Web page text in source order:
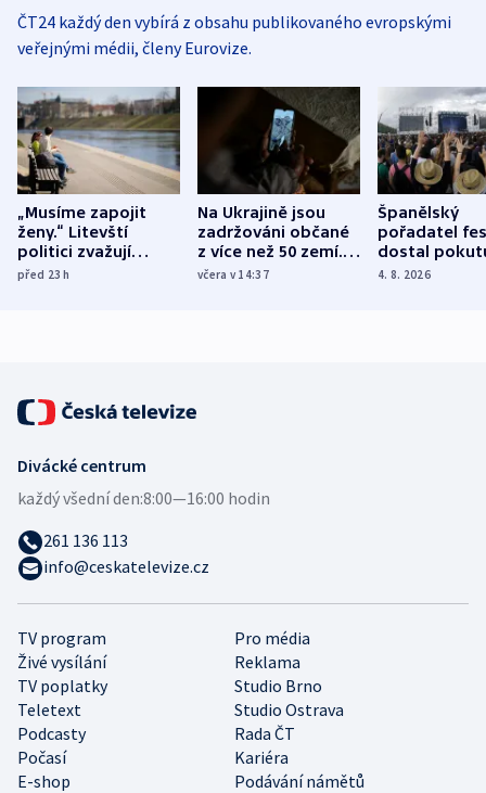
ČT24 každý den vybírá z obsahu publikovaného evropskými
veřejnými médii, členy Eurovize.
„Musíme zapojit
ženy.“ Litevští
politici zvažují
dohodu o
před 23h
Na Ukrajině jsou
zadržováni občané
z více než 50 zemí.
Bojovali na straně
včera v 14:37
Španělský
pořadatel
dostal
nekalé
4. 8. 2026
TV program
Pro média
Živé vysílání
Reklama
TV poplatky
Studio Brno
Teletext
Studio Ostrava
Podcasty
Rada ČT
Počasí
Kariéra
E-shop
Podávání námětů
Divácké centrum
každý všední den:8:00—16:00 hodin
261 136 113
info@ceskatelevize.cz